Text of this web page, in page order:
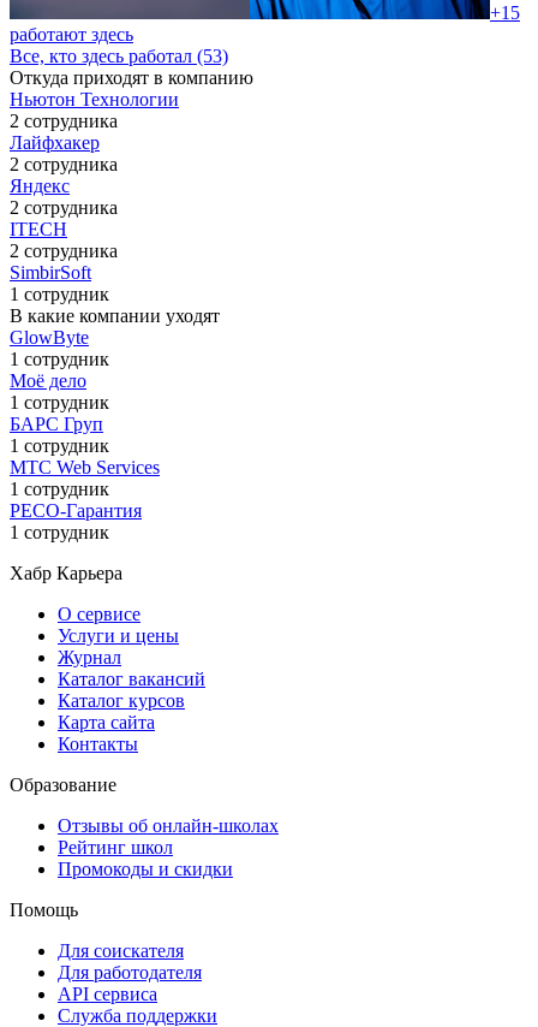
+15
работают здесь
Все, кто здесь работал (53)
Откуда приходят в компанию
Ньютон Технологии
2 сотрудника
Лайфхакер
2 сотрудника
Яндекс
2 сотрудника
ITECH
2 сотрудника
SimbirSoft
1 сотрудник
В какие компании уходят
GlowByte
1 сотрудник
Моё дело
1 сотрудник
БАРС Груп
1 сотрудник
МТС Web Services
1 сотрудник
РЕСО-Гарантия
1 сотрудник
Хабр Карьера
О сервисе
Услуги и цены
Журнал
Каталог вакансий
Каталог курсов
Карта сайта
Контакты
Образование
Отзывы об онлайн-школах
Рейтинг школ
Промокоды и скидки
Помощь
Для соискателя
Для работодателя
API сервиса
Служба поддержки